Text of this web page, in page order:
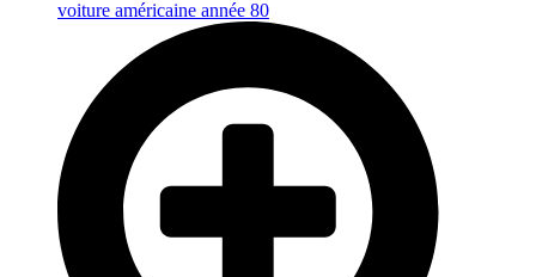
voiture américaine année 80